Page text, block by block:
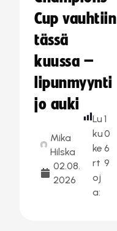
Cup vauhtiin
tässä
kuussa –
lipunmyynti
jo auki
Mika
Hilska
02.08.
2026
Lu
ku
ke
rt
oj
a:
1
0
6
9